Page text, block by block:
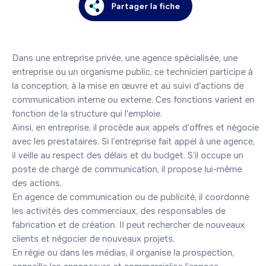
Partager la fiche
Dans une entreprise privée, une agence spécialisée, une
entreprise ou un organisme public, ce technicien participe à
la conception, à la mise en œuvre et au suivi d'actions de
communication interne ou externe. Ces fonctions varient en
fonction de la structure qui l'emploie.
Ainsi, en entreprise, il procède aux appels d'offres et négocie
avec les prestataires. Si l'entreprise fait appel à une agence,
il veille au respect des délais et du budget. S'il occupe un
poste de chargé de communication, il propose lui-même
des actions.
En agence de communication ou de publicité, il coordonne
les activités des commerciaux, des responsables de
fabrication et de création. Il peut rechercher de nouveaux
clients et négocier de nouveaux projets.
En régie ou dans les médias, il organise la prospection,